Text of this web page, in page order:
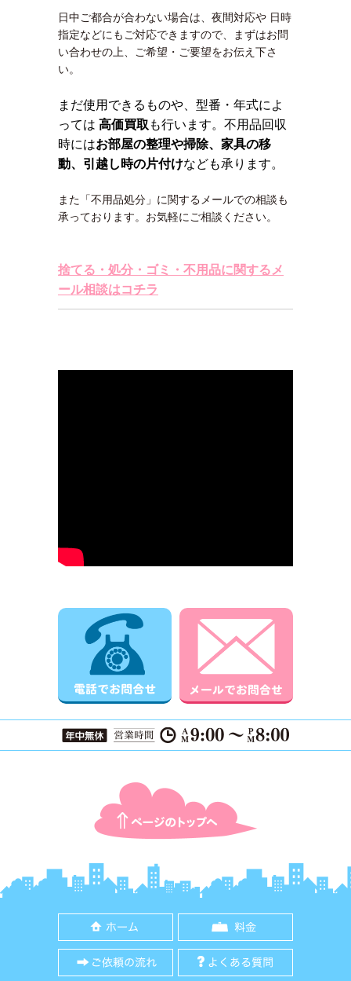
日中ご都合が合わない場合は、夜間対応や 日時
指定などにもご対応できますので、まずはお問
い合わせの上、ご希望・ご要望をお伝え下さ
い。
まだ使用できるものや、型番・年式によ
っては 高価買取 も行います。不用品回収
時にはお部屋の整理や掃除、家具の移
動、引越し時の片付けなども承ります。
また「不用品処分」に関するメールでの相談も
承っております。お気軽にご相談ください。
捨てる・処分・ゴミ・不用品に関するメ
ール相談はコチラ
電話でお問合せ
ご依頼の流れ